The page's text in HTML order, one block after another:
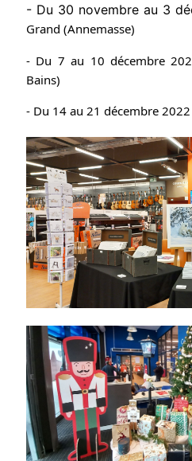
- Du 30 novembre au 3
Grand (Annemasse)
- Du 7 au 10 décembre
Bains)
- Du 14 au 21 décembre